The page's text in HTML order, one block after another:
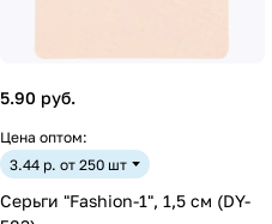
5.90 руб.
Цена оптом:
3.44 р. от 250 шт
Серьги "Fashion-1", 1,5 см (DY-